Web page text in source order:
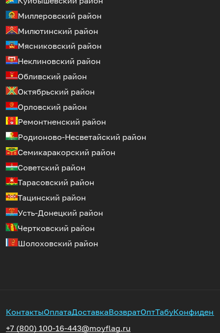
Миллеровский район
Милютинский район
Мясниковский район
Неклиновский район
Обливский район
Октябрьский район
Орловский район
Ремонтненский район
Родионово-Несветайский район
Семикаракорский район
Советский район
Тарасовский район
Тацинский район
Усть-Донецкий район
Чертковский район
Шолоховский район
КонтактыОплатаДоставкаВозвратОптТабу
+7 (800) 100-16-443@moyflag.ru